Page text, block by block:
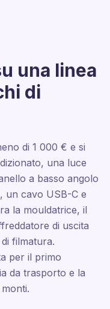
una linea
di
di 1 000 € e si
una luce
a basso angolo
un cavo USB-C e
la mouldatrice, il
di uscita
filmatura.
per il primo
da trasporto e la